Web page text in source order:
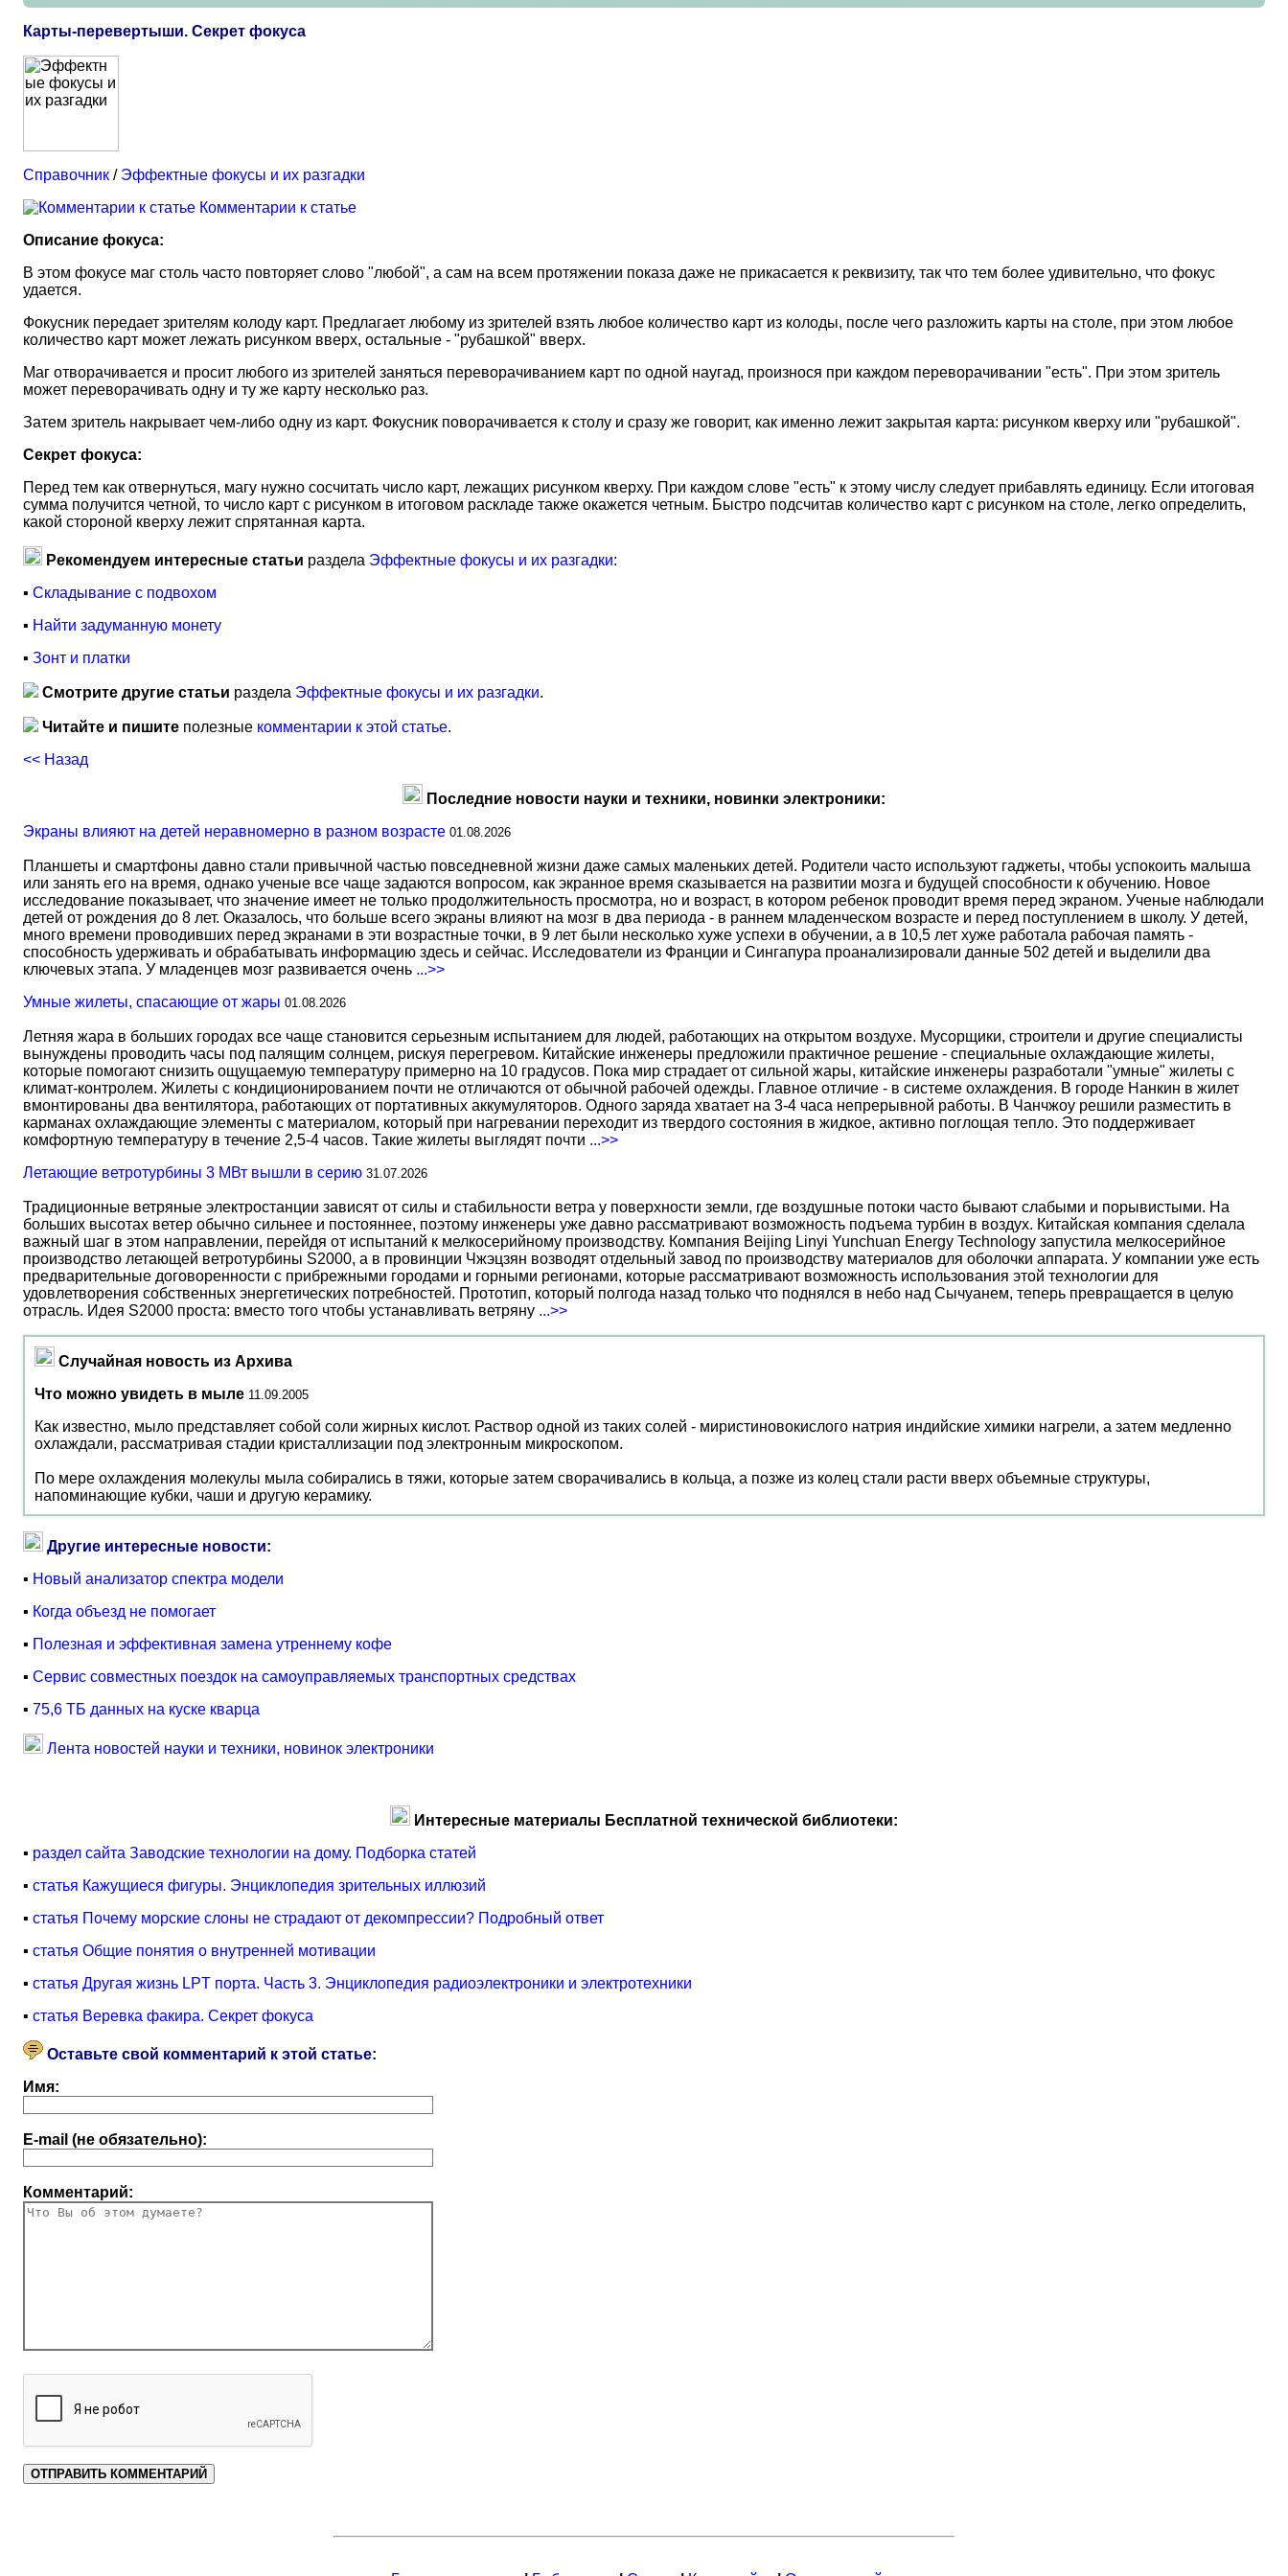
Карты-перевертыши. Секрет фокуса
Справочник / Эффектные фокусы и их разгадки
Комментарии к статье
Описание фокуса:
В этом фокусе маг столь часто повторяет слово "любой", а сам на всем протяжении показа даже не прикасается к реквизиту, так что тем более удивительно, что фокус
удается.
Фокусник передает зрителям колоду карт. Предлагает любому из зрителей взять любое количество карт из колоды, после чего разложить карты на столе, при этом любое
количество карт может лежать рисунком вверх, остальные - "рубашкой" вверх.
Маг отворачивается и просит любого из зрителей заняться переворачиванием карт по одной наугад, произнося при каждом переворачивании "есть". При этом зритель
может переворачивать одну и ту же карту несколько раз.
Затем зритель накрывает чем-либо одну из карт. Фокусник поворачивается к столу и сразу же говорит, как именно лежит закрытая карта: рисунком кверху или "рубашкой".
Секрет фокуса:
Перед тем как отвернуться, магу нужно сосчитать число карт, лежащих рисунком кверху. При каждом слове "есть" к этому числу следует прибавлять единицу. Если итоговая
сумма получится четной, то число карт с рисунком в итоговом раскладе также окажется четным. Быстро подсчитав количество карт с рисунком на столе, легко определить,
какой стороной кверху лежит спрятанная карта.
Рекомендуем интересные статьи раздела Эффектные фокусы и их разгадки:
▪ Складывание с подвохом
▪ Найти задуманную монету
▪ Зонт и платки
Смотрите другие статьи раздела Эффектные фокусы и их разгадки.
Читайте и пишите полезные комментарии к этой статье.
<< Назад
Последние новости науки и техники, новинки электроники:
Экраны влияют на детей неравномерно в разном возрасте 01.08.2026
Планшеты и смартфоны давно стали привычной частью повседневной жизни даже самых маленьких детей. Родители часто используют гаджеты, чтобы успокоить малыша
или занять его на время, однако ученые все чаще задаются вопросом, как экранное время сказывается на развитии мозга и будущей способности к обучению. Новое
исследование показывает, что значение имеет не только продолжительность просмотра, но и возраст, в котором ребенок проводит время перед экраном. Ученые наблюдали
детей от рождения до 8 лет. Оказалось, что больше всего экраны влияют на мозг в два периода - в раннем младенческом возрасте и перед поступлением в школу. У детей,
много времени проводивших перед экранами в эти возрастные точки, в 9 лет были несколько хуже успехи в обучении, а в 10,5 лет хуже работала рабочая память -
способность удерживать и обрабатывать информацию здесь и сейчас. Исследователи из Франции и Сингапура проанализировали данные 502 детей и выделили два
ключевых этапа. У младенцев мозг развивается очень ...>>
Умные жилеты, спасающие от жары 01.08.2026
Летняя жара в больших городах все чаще становится серьезным испытанием для людей, работающих на открытом воздухе. Мусорщики, строители и другие специалисты
вынуждены проводить часы под палящим солнцем, рискуя перегревом. Китайские инженеры предложили практичное решение - специальные охлаждающие жилеты,
которые помогают снизить ощущаемую температуру примерно на 10 градусов. Пока мир страдает от сильной жары, китайские инженеры разработали "умные" жилеты с
климат-контролем. Жилеты с кондиционированием почти не отличаются от обычной рабочей одежды. Главное отличие - в системе охлаждения. В городе Нанкин в жилет
вмонтированы два вентилятора, работающих от портативных аккумуляторов. Одного заряда хватает на 3-4 часа непрерывной работы. В Чанчжоу решили разместить в
карманах охлаждающие элементы с материалом, который при нагревании переходит из твердого состояния в жидкое, активно поглощая тепло. Это поддерживает
комфортную температуру в течение 2,5-4 часов. Такие жилеты выглядят почти ...>>
Летающие ветротурбины 3 МВт вышли в серию 31.07.2026
Традиционные ветряные электростанции зависят от силы и стабильности ветра у поверхности земли, где воздушные потоки часто бывают слабыми и порывистыми. На
больших высотах ветер обычно сильнее и постояннее, поэтому инженеры уже давно рассматривают возможность подъема турбин в воздух. Китайская компания сделала
важный шаг в этом направлении, перейдя от испытаний к мелкосерийному производству. Компания Beijing Linyi Yunchuan Energy Technology запустила мелкосерийное
производство летающей ветротурбины S2000, а в провинции Чжэцзян возводят отдельный завод по производству материалов для оболочки аппарата. У компании уже есть
предварительные договоренности с прибрежными городами и горными регионами, которые рассматривают возможность использования этой технологии для
удовлетворения собственных энергетических потребностей. Прототип, который полгода назад только что поднялся в небо над Сычуанем, теперь превращается в целую
отрасль. Идея S2000 проста: вместо того чтобы устанавливать ветряну ...>>
Случайная новость из Архива
Что можно увидеть в мыле 11.09.2005
Как известно, мыло представляет собой соли жирных кислот. Раствор одной из таких солей - миристиновокислого натрия индийские химики нагрели, а затем медленно
охлаждали, рассматривая стадии кристаллизации под электронным микроскопом.
По мере охлаждения молекулы мыла собирались в тяжи, которые затем сворачивались в кольца, а позже из колец стали расти вверх объемные структуры,
напоминающие кубки, чаши и другую керамику.
Другие интересные новости:
▪ Новый анализатор спектра модели
▪ Когда объезд не помогает
▪ Полезная и эффективная замена утреннему кофе
▪ Сервис совместных поездок на самоуправляемых транспортных средствах
▪ 75,6 ТБ данных на куске кварца
Лента новостей науки и техники, новинок электроники
Интересные материалы Бесплатной технической библиотеки:
▪ раздел сайта Заводские технологии на дому. Подборка статей
▪ статья Кажущиеся фигуры. Энциклопедия зрительных иллюзий
▪ статья Почему морские слоны не страдают от декомпрессии? Подробный ответ
▪ статья Общие понятия о внутренней мотивации
▪ статья Другая жизнь LPT порта. Часть 3. Энциклопедия радиоэлектроники и электротехники
▪ статья Веревка факира. Секрет фокуса
Оставьте свой комментарий к этой статье:
Имя:
E-mail (не обязательно):
Комментарий: